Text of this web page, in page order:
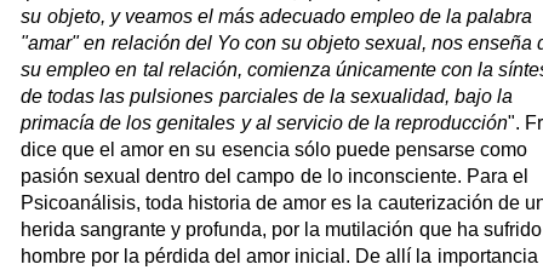
su objeto, y veamos el más adecuado empleo de la palabra
"amar" en relación del Yo con su objeto sexual, nos enseña
su empleo en tal relación, comienza únicamente con la
de todas las pulsiones parciales de la sexualidad, bajo la
primacía de los genitales y al servicio de la reproducción".
dice que el amor en su esencia sólo puede pensarse como
pasión sexual dentro del campo de lo inconsciente. Para el
Psicoanálisis, toda historia de amor es la cauterización de
herida sangrante y profunda, por la mutilación que ha
hombre por la pérdida del amor inicial. De allí la importancia